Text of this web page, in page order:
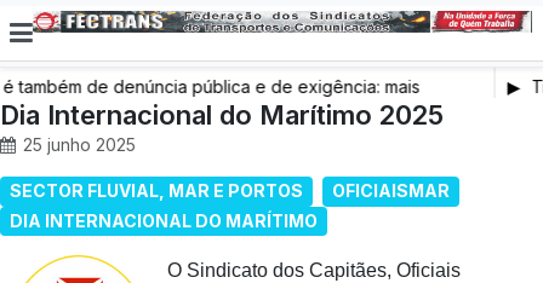
também de denúncia pública e de exigência: mais
saúde, mais condições de trabalho e mais SNS
Dia Internacional do Marítimo 2025
25 junho 2025
SECTOR FLUVIAL, MAR E PORTOS
OFICIAISMAR
DIA INTERNACIONAL DO MARÍTIMO
O Sindicato dos Capitães, Oficiais